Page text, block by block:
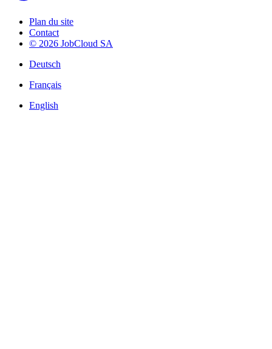
Plan du site
Contact
© 2026 JobCloud SA
Deutsch
Français
English